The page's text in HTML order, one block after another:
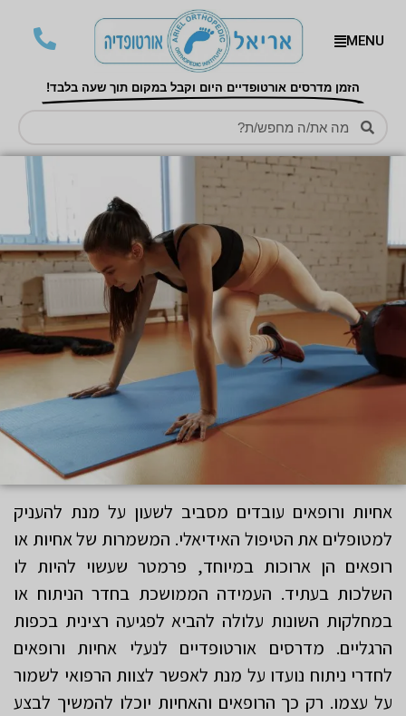
MENU
הזמן מדרסים אורטופדיים היום וקבל במקום תוך שעה בלבד!
אחיות ורופאים עובדים מסביב לשעון על מנת להעניק
למטופלים את הטיפול האידיאלי. המשמרות של אחיות או
רופאים הן ארוכות במיוחד, פרמטר שעשוי להיות לו
השלכות בעתיד. העמידה הממושכת בחדר הניתוח או
במחלקות השונות עלולה להביא לפגיעה רצינית בכפות
הרגליים. מדרסים אורטופדיים לנעלי אחיות ורופאים
לחדרי ניתוח נועדו על מנת לאפשר לצוות הרפואי לשמור
על עצמו. רק כך הרופאים והאחיות יוכלו להמשיך לבצע